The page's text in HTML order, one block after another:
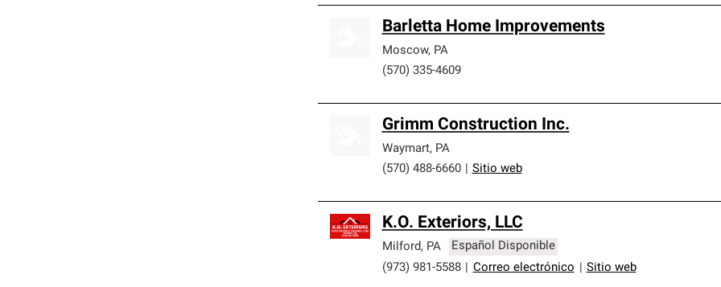
Barletta Home Improvements
Moscow, PA
(570) 335-4609
Grimm Construction Inc.
Waymart, PA
(570) 488-6660
Sitio web
K.O. Exteriors, LLC
Milford , PA
Español Disponible
(973) 981-5588
Correo electrónico Sitio web